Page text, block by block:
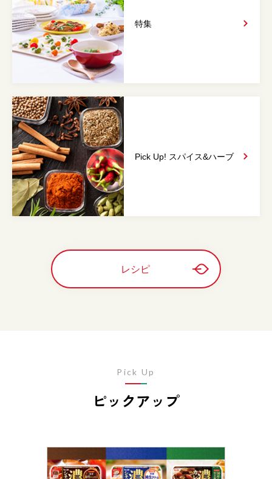
特集
Pick Up! スパイス&ハーブ
レシピ
ピックアップ
Pick Up